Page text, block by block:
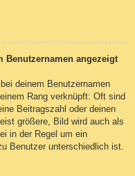
Benutzernamen angezeigt
deinem Benutzernamen
Rang verknüpft: Oft sind
Beitragszahl oder deinen
größere, Bild wird auch als
in der Regel um ein
Benutzer unterschiedlich ist.